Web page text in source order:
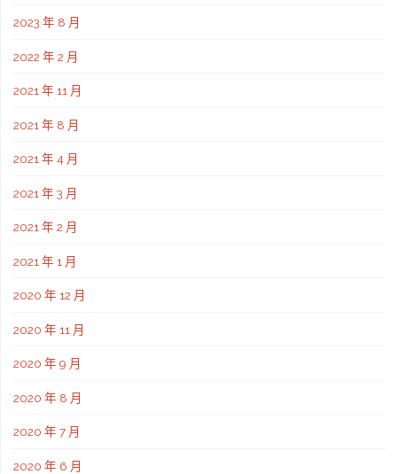
2023 年 8 月
2022 年 2 月
2021 年 11 月
2021 年 8 月
2021 年 4 月
2021 年 3 月
2021 年 2 月
2021 年 1 月
2020 年 12 月
2020 年 11 月
2020 年 9 月
2020 年 8 月
2020 年 7 月
2020 年 6 月